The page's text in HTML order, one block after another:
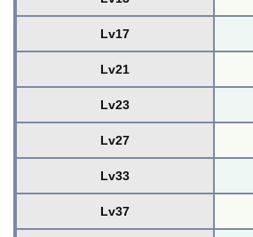
Lv17
Lv21
Lv23
Lv27
Lv33
Lv37